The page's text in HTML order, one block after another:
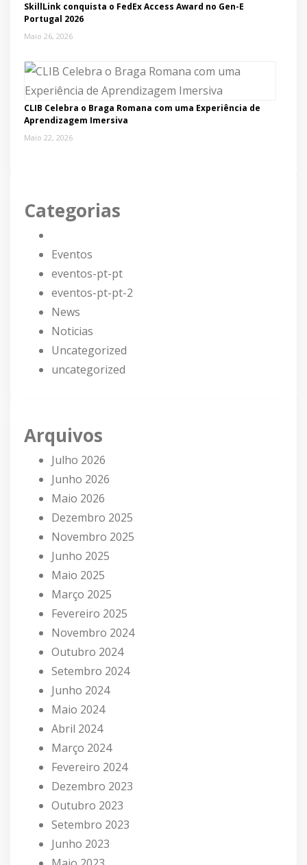
SkillLink conquista o FedEx Access Award no Gen-E
Portugal 2026
Maio 26, 2026
CLIB Celebra o Braga Romana com uma Experiência de
Aprendizagem Imersiva
Maio 22, 2026
Categorias
Eventos
eventos-pt-pt
eventos-pt-pt-2
News
Noticias
Uncategorized
uncategorized
Arquivos
Julho 2026
Junho 2026
Maio 2026
Dezembro 2025
Novembro 2025
Junho 2025
Maio 2025
Março 2025
Fevereiro 2025
Novembro 2024
Outubro 2024
Setembro 2024
Junho 2024
Maio 2024
Abril 2024
Março 2024
Fevereiro 2024
Dezembro 2023
Outubro 2023
Setembro 2023
Junho 2023